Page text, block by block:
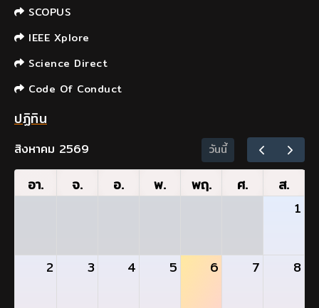
SCOPUS
IEEE Xplore
Science Direct
Code Of Conduct
ปฏิทิน
สิงหาคม 2569 วันนี้
อา. จ. อ. พ. พฤ. ศ. ส.
1
2 3 4 5 6 7 8